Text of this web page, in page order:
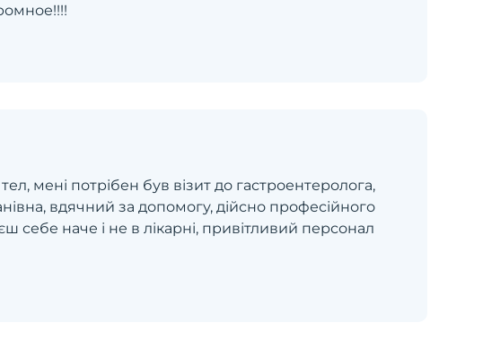
мені потрібен був візит до гастроентеролога,
вдячний за допомогу, дійсно професійного
себе наче і не в лікарні, привітливий персонал